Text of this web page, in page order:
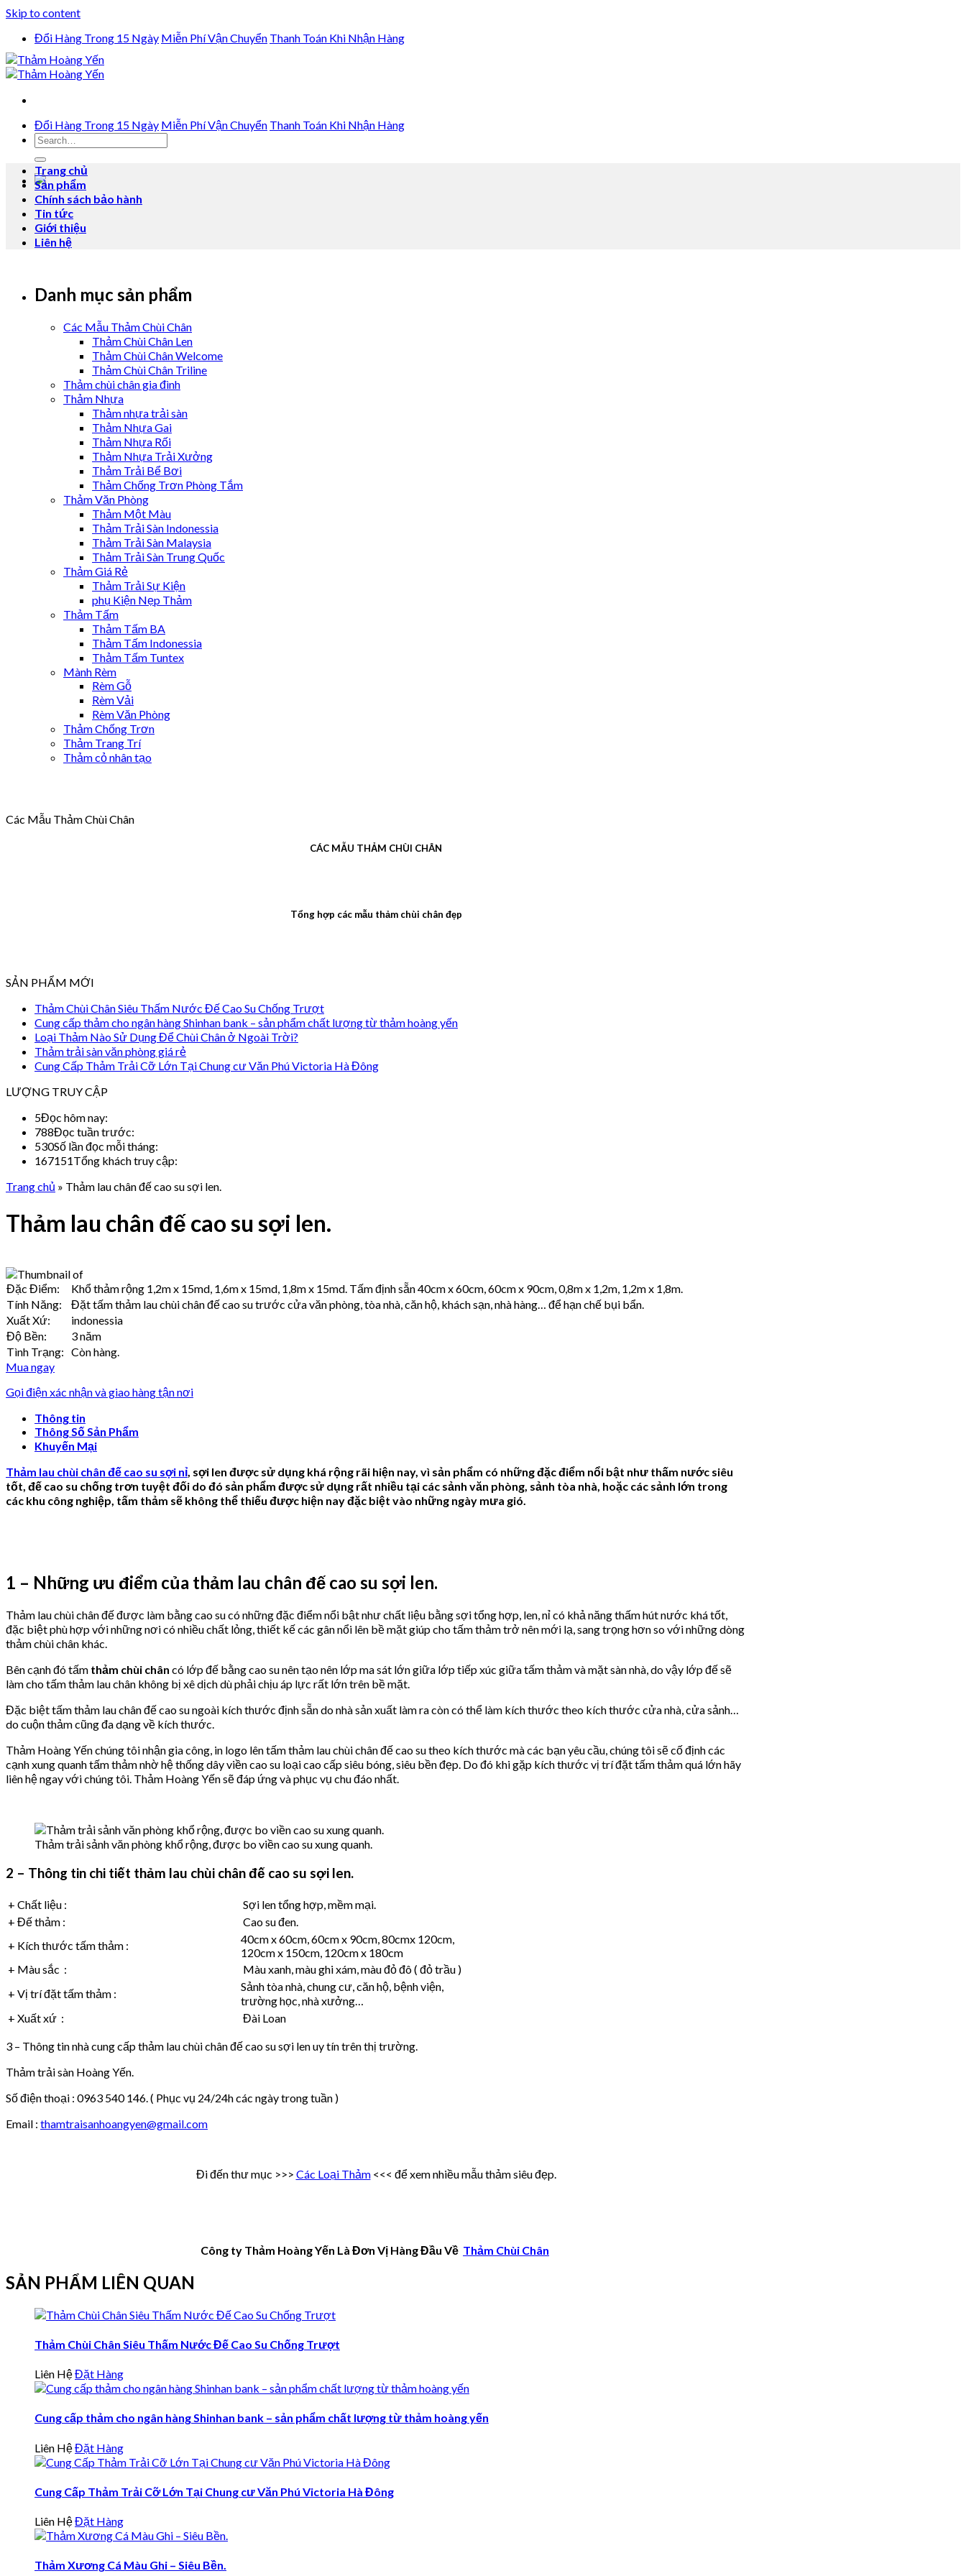
Skip to content
Đổi Hàng Trong 15 Ngày Miễn Phí Vận Chuyển Thanh Toán Khi Nhận Hàng
Đổi Hàng Trong 15 Ngày Miễn Phí Vận Chuyển Thanh Toán Khi Nhận Hàng
Trang chủ
Sản phẩm
Chính sách bảo hành
Tin tức
Giới thiệu
Liên hệ
Danh mục sản phẩm
Các Mẫu Thảm Chùi Chân
Thảm Chùi Chân Len
Thảm Chùi Chân Welcome
Thảm Chùi Chân Triline
Thảm chùi chân gia đình
Thảm Nhựa
Thảm nhựa trải sàn
Thảm Nhựa Gai
Thảm Nhựa Rối
Thảm Nhựa Trải Xưởng
Thảm Trải Bể Bơi
Thảm Chống Trơn Phòng Tắm
Thảm Văn Phòng
Thảm Một Màu
Thảm Trải Sàn Indonessia
Thảm Trải Sàn Malaysia
Thảm Trải Sàn Trung Quốc
Thảm Giá Rẻ
Thảm Trải Sự Kiện
phụ Kiện Nẹp Thảm
Thảm Tấm
Thảm Tấm BA
Thảm Tấm Indonessia
Thảm Tấm Tuntex
Mành Rèm
Rèm Gỗ
Rèm Vải
Rèm Văn Phòng
Thảm Chống Trơn
Thảm Trang Trí
Thảm cỏ nhân tạo
Các Mẫu Thảm Chùi Chân
CÁC MẪU THẢM CHÙI CHÂN
Tổng hợp các mẫu thảm chùi chân đẹp
SẢN PHẨM MỚI
Thảm Chùi Chân Siêu Thấm Nước Đế Cao Su Chống Trượt
Cung cấp thảm cho ngân hàng Shinhan bank – sản phẩm chất lượng từ thảm hoàng yến
Loại Thảm Nào Sử Dụng Để Chùi Chân ở Ngoài Trời?
Thảm trải sàn văn phòng giá rẻ
Cung Cấp Thảm Trải Cỡ Lớn Tại Chung cư Văn Phú Victoria Hà Đông
LƯỢNG TRUY CẬP
5Đọc hôm nay:
788Đọc tuần trước:
530Số lần đọc mỗi tháng:
167151Tổng khách truy cập:
Trang chủ » Thảm lau chân đế cao su sợi len.
Thảm lau chân đế cao su sợi len.
Đặc Điểm:
Khổ thảm rộng 1,2m x 15md, 1,6m x 15md, 1,8m x 15md. Tấm định sẵn 40cm x 60cm, 60cm x 90cm, 0,8m x 1,2m, 1,2m x 1,8m.
Tính Năng:
Đặt tấm thảm lau chùi chân đế cao su trước cửa văn phòng, tòa nhà, căn hộ, khách sạn, nhà hàng… để hạn chế bụi bẩn.
Xuất Xứ:
indonessia
Độ Bền:
3 năm
Tình Trạng: Còn hàng.
Mua ngay
Gọi điện xác nhận và giao hàng tận nơi
Thông tin
Thông Số Sản Phẩm
Khuyến Mại
Thảm lau chùi chân đế cao su sợi nỉ , sợi len được sử dụng khá rộng rãi hiện nay, vì sản phẩm có những đặc điểm nổi bật như thấm nước siêu
tốt, đế cao su chống trơn tuyệt đối do đó sản phẩm được sử dụng rất nhiều tại các sảnh văn phòng, sảnh tòa nhà, hoặc các sảnh lớn trong
các khu công nghiệp, tấm thảm sẽ không thể thiếu được hiện nay đặc biệt vào những ngày mưa gió.
1 – Những ưu điểm của thảm lau chân đế cao su sợi len.
Thảm lau chùi chân đế được làm bằng cao su có những đặc điểm nổi bật như chất liệu bằng sợi tổng hợp, len, nỉ có khả năng thấm hút nước khá tốt,
đặc biệt phù hợp với những nơi có nhiều chất lỏng, thiết kế các gân nổi lên bề mặt giúp cho tấm thảm trở nên mới lạ, sang trọng hơn so với những dòng
thảm chùi chân khác.
Bên cạnh đó tấm thảm chùi chân có lớp đế bằng cao su nên tạo nên lớp ma sát lớn giữa lớp tiếp xúc giữa tấm thảm và mặt sàn nhà, do vậy lớp đế sẽ
làm cho tấm thảm lau chân không bị xê dịch dù phải chịu áp lực rất lớn trên bề mặt.
Đặc biệt tấm thảm lau chân đế cao su ngoài kích thước định sẵn do nhà sản xuất làm ra còn có thể làm kích thước theo kích thước cửa nhà, cửa sảnh…
do cuộn thảm cũng đa dạng về kích thước.
Thảm Hoàng Yến chúng tôi nhận gia công, in logo lên tấm thảm lau chùi chân đế cao su theo kích thước mà các bạn yêu cầu, chúng tôi sẽ cố định các
cạnh xung quanh tấm thảm nhờ hệ thống dây viền cao su loại cao cấp siêu bóng, siêu bền đẹp. Do đó khi gặp kích thước vị trí đặt tấm thảm quá lớn hãy
liên hệ ngay với chúng tôi. Thảm Hoàng Yến sẽ đáp ứng và phục vụ chu đáo nhất.
Thảm trải sảnh văn phòng khổ rộng, được bo viền cao su xung quanh.
2 – Thông tin chi tiết thảm lau chùi chân đế cao su sợi len.
+ Chất liệu :
Sợi len tổng hợp, mềm mại.
+ Đế thảm :
Cao su đen.
+ Kích thước tấm thảm :
40cm x 60cm, 60cm x 90cm, 80cmx 120cm,
120cm x 150cm, 120cm x 180cm
+ Màu sắc :
Màu xanh, màu ghi xám, màu đỏ đô ( đỏ trầu )
+ Vị trí đặt tấm thảm :
Sảnh tòa nhà, chung cư, căn hộ, bệnh viện,
trường học, nhà xưởng…
+ Xuất xứ :
Đài Loan
3 – Thông tin nhà cung cấp thảm lau chùi chân đế cao su sợi len uy tín trên thị trường.
Thảm trải sàn Hoàng Yến.
Số điện thoại : 0963 540 146. ( Phục vụ 24/24h các ngày trong tuần )
Email : thamtraisanhoangyen@gmail.com
Đi đến thư mục >>> Các Loại Thảm<<< để xem nhiều mẫu thảm siêu đẹp.
Công ty Thảm Hoàng Yến Là Đơn Vị Hàng Đầu Về Thảm Chùi Chân
SẢN PHẨM LIÊN QUAN
Thảm Chùi Chân Siêu Thấm Nước Đế Cao Su Chống Trượt
Liên HệĐặt Hàng
Cung cấp thảm cho ngân hàng Shinhan bank – sản phẩm chất lượng từ thảm hoàng yến
Liên HệĐặt Hàng
Cung Cấp Thảm Trải Cỡ Lớn Tại Chung cư Văn Phú Victoria Hà Đông
Liên HệĐặt Hàng
Thảm Xương Cá Màu Ghi – Siêu Bền.